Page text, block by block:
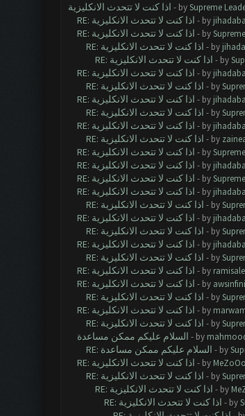
اذا كنت لا تتحدث الانكليزية - bySupreme
RE: اذا كنت لا تتحدث الانكليزية - by
RE: اذا كنت لا تتحدث الانكليزية - by
RE: اذا كنت لا تتحدث الانكليزية - by
RE: اذا كنت لا تتحدث الانكليزية - by
RE: اذا كنت لا تتحدث الانكليزية - by
RE: اذا كنت لا تتحدث الانكليزية - by
RE: اذا كنت لا تتحدث الانكليزية - by
RE: اذا كنت لا تتحدث الانكليزية - by
RE: اذا كنت لا تتحدث الانكليزية - by
RE: اذا كنت لا تتحدث الانكليزية - by
RE: اذا كنت لا تتحدث الانكليزية - by
RE: اذا كنت لا تتحدث الانكليزية - by
RE: اذا كنت لا تتحدث الانكليزية - by
RE: اذا كنت لا تتحدث الانكليزية - by
RE: اذا كنت لا تتحدث الانكليزية - by
RE: اذا كنت لا تتحدث الانكليزية - by
RE: اذا كنت لا تتحدث الانكليزية - by
RE: اذا كنت لا تتحدث الانكليزية - by
RE: اذا كنت لا تتحدث الانكليزية - by
RE: اذا كنت لا تتحدث الانكليزية - by
RE: اذا كنت لا تتحدث الانكليزية - by
RE: اذا كنت لا تتحدث الانكليزية - by
RE: اذا كنت لا تتحدث الانكليزية - by
RE: اذا كنت لا تتحدث الانكليزية - by
السلام عليكم ممكن مساعدة - by
RE: السلام عليكم ممكن مساعدة - by
RE: اذا كنت لا تتحدث الانكليزية - by MeZoOo
RE: اذا كنت لا تتحدث الانكليزية - by
RE: اذا كنت لا تتحدث الانكليزية - by
RE: اذا كنت لا تتحدث الانكليزية - by